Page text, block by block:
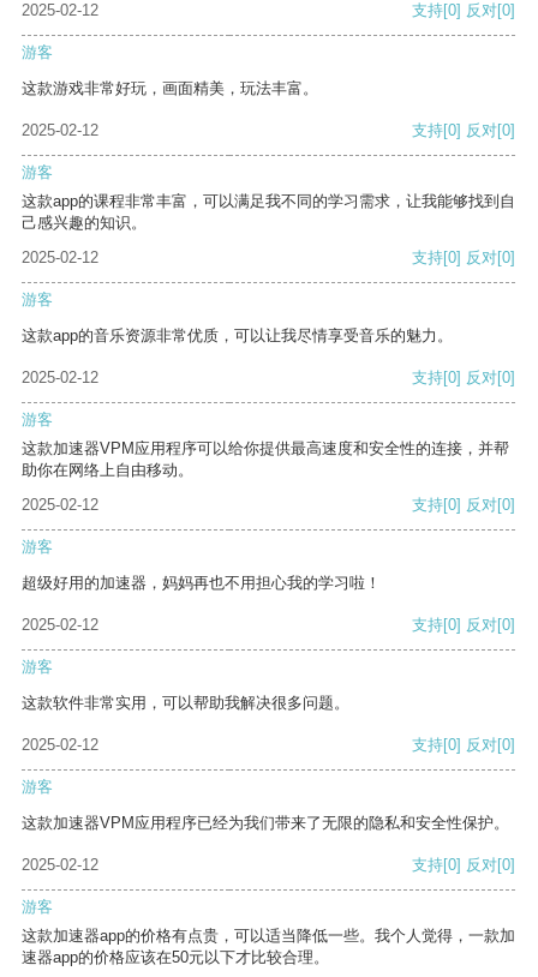
2025-02-12 支持[0] 反对[0]
游客
这款游戏非常好玩，画面精美，玩法丰富。
2025-02-12 支持[0] 反对[0]
游客
这款app的课程非常丰富，可以满足我不同的学习需求，让我能够找到自
己感兴趣的知识。
2025-02-12
支持[0] 反对[0]
游客
这款app的音乐资源非常优质，可以让我尽情享受音乐的魅力。
2025-02-12 支持[0] 反对[0]
游客
这款加速器VPM应用程序可以给你提供最高速度和安全性的连接，并帮
助你在网络上自由移动。
2025-02-12
支持[0] 反对[0]
游客
超级好用的加速器，妈妈再也不用担心我的学习啦！
2025-02-12 支持[0] 反对[0]
游客
这款软件非常实用，可以帮助我解决很多问题。
2025-02-12 支持[0] 反对[0]
游客
这款加速器VPM应用程序已经为我们带来了无限的隐私和安全性保护。
2025-02-12 支持[0] 反对[0]
游客
这款加速器app的价格有点贵，可以适当降低一些。我个人觉得，一款加
速器app的价格应该在50元以下才比较合理。